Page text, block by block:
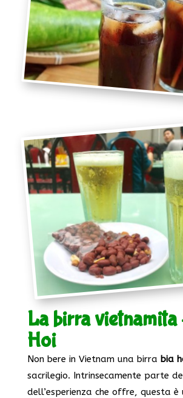
La birra vietnamita
Hoi
Non bere in Vietnam una birra bia
sacrilegio. Intrinsecamente parte
dell’esperienza che offre, questa è